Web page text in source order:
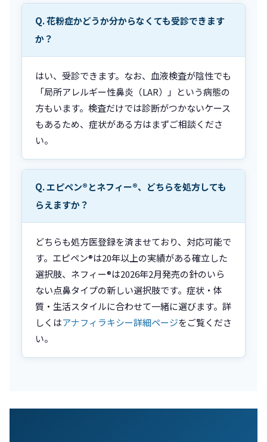
Q. 花粉症かどうか分からなくても受診できます
か？
はい、受診できます。なお、血液検査が陰性でも
「局所アレルギー性鼻炎（LAR）」という病態の
方もいます。検査だけでは診断がつかないケース
もあるため、症状がある方はまずご相談くださ
い。
Q. エピペン®とネフィー®、どちらを処方しても
らえますか？
どちらも処方医登録を済ませており、対応可能で
す。エピペン®は20年以上の実績がある確立した
選択肢、ネフィー®は2026年2月発売の針のいら
ない点鼻タイプの新しい選択肢です。症状・体
質・生活スタイルに合わせて一緒に選びます。詳
しくはアナフィラキシー詳細ページをご覧くださ
い。